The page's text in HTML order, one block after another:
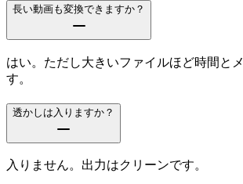
長い動画も変換できますか？
はい。ただし大きいファイルほど時間と
す。
透かしは入りますか？
入りません。出力はクリーンです。